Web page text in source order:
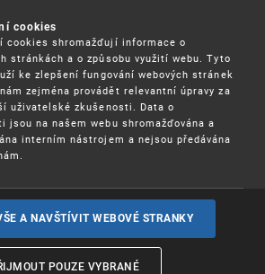
od 9,00 h
jezdarma.
71 kB)
cookies
cookies shromažďují informace o
stránkách a o způsobu využití webu. Tyto
ke zlepšení fungování webových stránek
zejména provádět relevantní úpravy za
uživatelské zkušenosti. Data o
jsou na našem webu shromažďována a
interním nástrojem a nejsou předávána
A NAVŠTÍVIT WEBOVÉ STRANKY
POUZE VYBRANÉ